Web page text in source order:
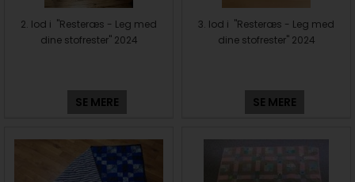
2. lod i "Resteræs - Leg med
dine stofrester" 2024
SE MERE
3. lod i "Resteræs - Leg med
dine stofrester" 2024
SE MERE